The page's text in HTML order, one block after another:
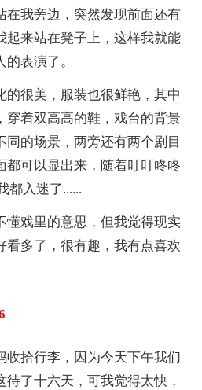
在我旁边，突然发现前面还有
起来站在凳子上，这样我就能
表演了。
很美，服装也很鲜艳，其中
穿着双高高的鞋，戏台的背景
的场景，两旁还有两个剧目
都可以显出来，随着叮叮咚咚
都入迷了......
戏里的意思，但我觉得现实
看多了，很有趣，我有点喜欢
拾行李，因为今天下午我们
了十六天，可我觉得太快，